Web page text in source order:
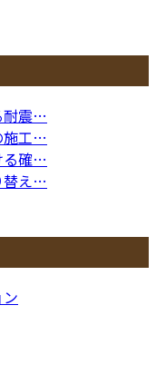
耐震…
施工…
る確…
替え…